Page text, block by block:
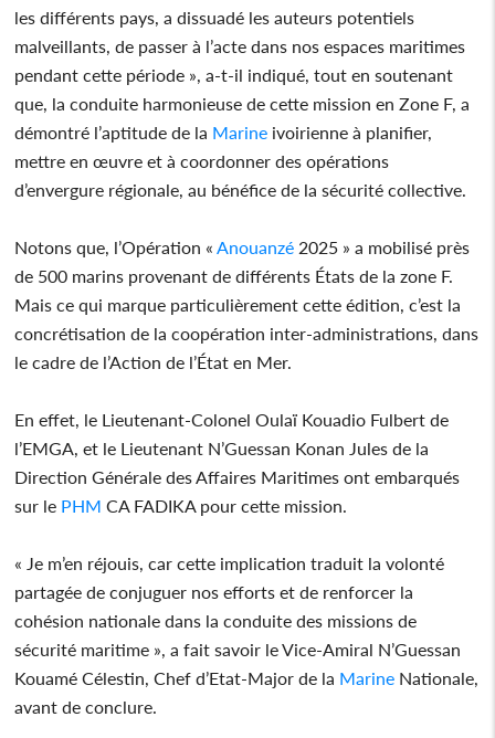
les différents pays, a dissuadé les auteurs potentiels
malveillants, de passer à l’acte dans nos espaces maritimes
pendant cette période », a-t-il indiqué, tout en soutenant
que, la conduite harmonieuse de cette mission en Zone F, a
démontré l’aptitude de la Marine ivoirienne à planifier,
mettre en œuvre et à coordonner des opérations
d’envergure régionale, au bénéfice de la sécurité collective.
Notons que, l’Opération « Anouanzé 2025 » a mobilisé près
de 500 marins provenant de différents États de la zone F.
Mais ce qui marque particulièrement cette édition, c’est la
concrétisation de la coopération inter-administrations, dans
le cadre de l’Action de l’État en Mer.
En effet, le Lieutenant-Colonel Oulaï Kouadio Fulbert de
l’EMGA, et le Lieutenant N’Guessan Konan Jules de la
Direction Générale des Affaires Maritimes ont embarqués
sur le PHM CA FADIKA pour cette mission.
« Je m’en réjouis, car cette implication traduit la volonté
partagée de conjuguer nos efforts et de renforcer la
cohésion nationale dans la conduite des missions de
sécurité maritime », a fait savoir le Vice-Amiral N’Guessan
Kouamé Célestin, Chef d’Etat-Major de la Marine Nationale,
avant de conclure.